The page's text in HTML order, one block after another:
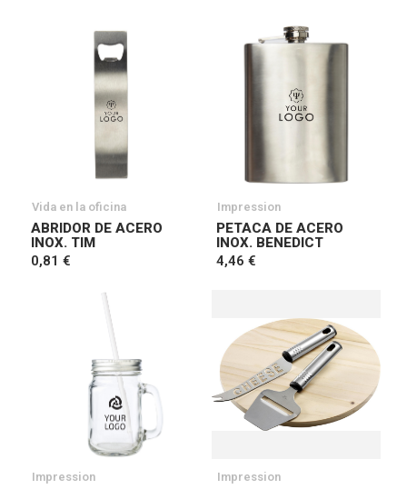
Vida en la oficina
ABRIDOR DE ACERO
INOX. TIM
0,81 €
Impression
PETACA DE ACERO
INOX. BENEDICT
4,46 €
Impression Impression